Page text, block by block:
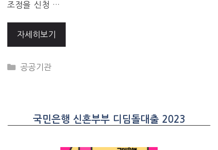
조정을 신청 …
자세히보기
CATEGORIES
공공기관
국민은행 신혼부부 디딤돌대출 2023